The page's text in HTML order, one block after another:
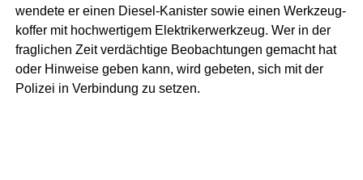
wen­de­te er einen Die­sel-Kanis­ter sowie einen Werk­zeug­
kof­fer mit hoch­wer­ti­gem Elek­tri­ker­werk­zeug. Wer in der
frag­li­chen Zeit ver­däch­ti­ge Beob­ach­tun­gen gemacht hat
oder Hin­wei­se geben kann, wird gebe­ten, sich mit der
Poli­zei in Ver­bin­dung zu setzen.